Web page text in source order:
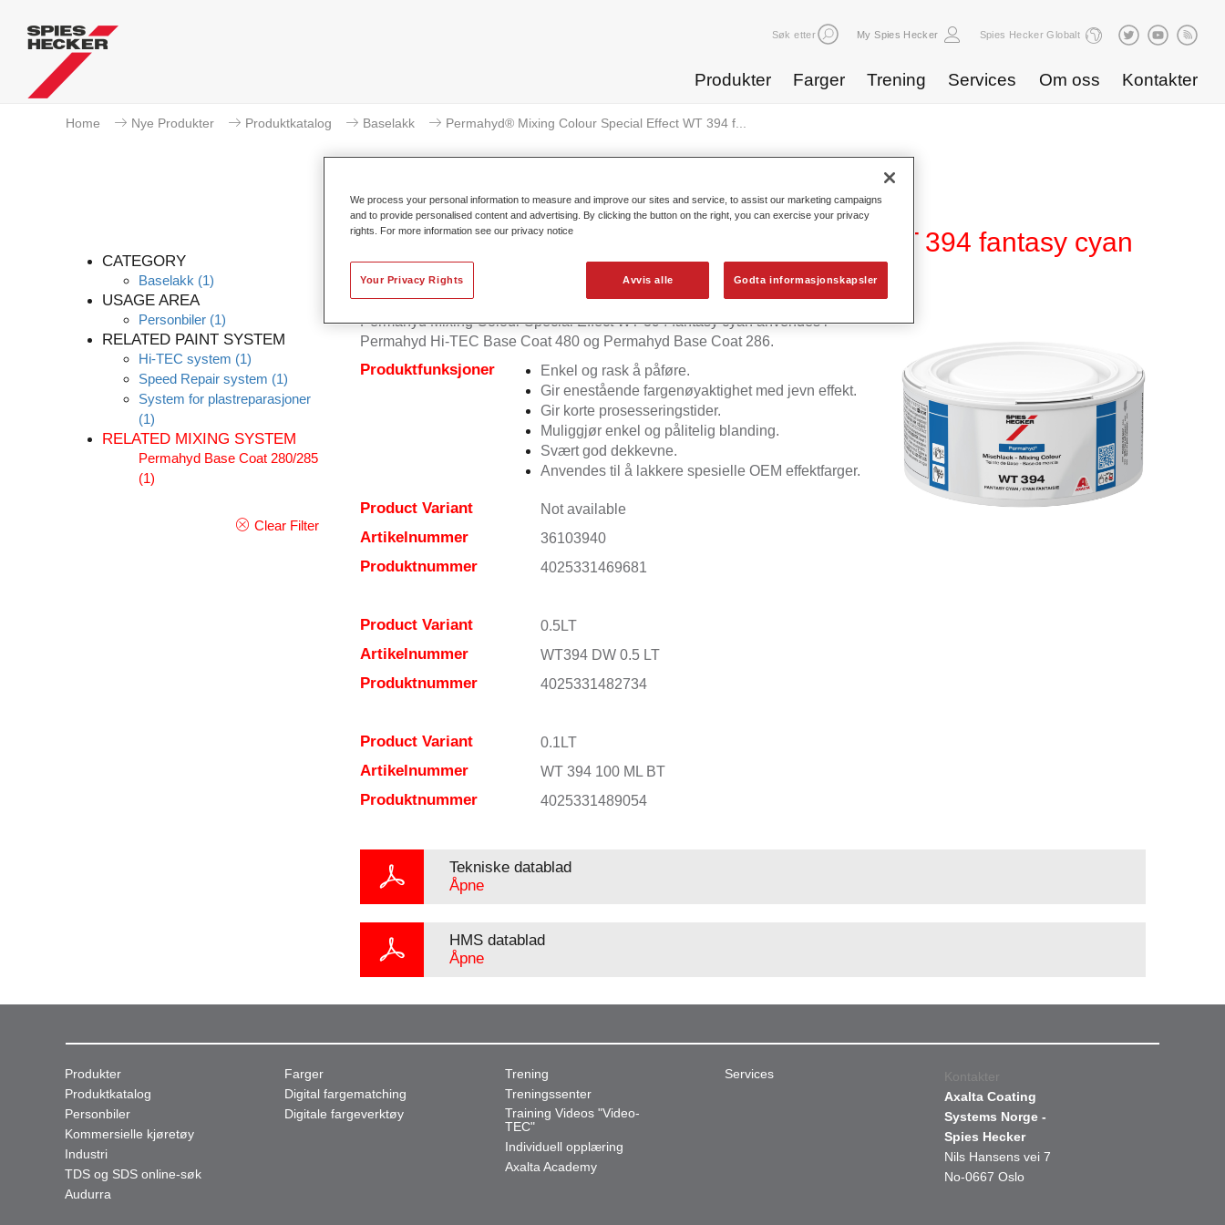
Søk etter My Spies Hecker Spies Hecker Globalt
Produkter Farger Trening Services Om oss Kontakter
Home Nye Produkter Produktkatalog Baselakk Permahyd® Mixing Colour Special Effect WT 394 f...
CATEGORY
Baselakk (1)
USAGE AREA
Personbiler (1)
RELATED PAINT SYSTEM
Hi-TEC system (1)
Speed Repair system (1)
System for plastreparasjoner
(1)
RELATED MIXING SYSTEM
Permahyd Base Coat 280/285
(1)
Clear Filter
Permahyd® Mixing Colour Special Effect WT 394 fantasy cyan
Permahyd Mixing Colour Special Effect WT 394 fantasy cyan anvendes i
Permahyd Hi-TEC Base Coat 480 og Permahyd Base Coat 286.
Produktfunksjoner
Enkel og rask å påføre.
Gir enestående fargenøyaktighet med jevn effekt.
Gir korte prosesseringstider.
Muliggjør enkel og pålitelig blanding.
Svært god dekkevne.
Anvendes til å lakkere spesielle OEM effektfarger.
Product Variant Not available
Artikelnummer 36103940
Produktnummer 4025331469681
Product Variant 0.5LT
Artikelnummer WT394 DW 0.5 LT
Produktnummer 4025331482734
Product Variant 0.1LT
Artikelnummer WT 394 100 ML BT
Produktnummer 4025331489054
Tekniske datablad
Åpne
HMS datablad
Åpne
Produkter
Produktkatalog
Personbiler
Kommersielle kjøretøy
Industri
TDS og SDS online-søk
Audurra
Farger
Digital fargematching
Digitale fargeverktøy
Trening
Treningssenter
Training Videos "Video-
TEC"
Individuell opplæring
Axalta Academy
Services
Kontakter
Axalta Coating
Systems Norge -
Spies Hecker
Nils Hansens vei 7
No-0667 Oslo
We process your personal information to measure and improve our sites and service, to assist our marketing campaigns
and to provide personalised content and advertising. By clicking the button on the right, you can exercise your privacy
rights. For more information see our privacy notice
Avvis alle Godta informasjonskapsler
Your Privacy Rights